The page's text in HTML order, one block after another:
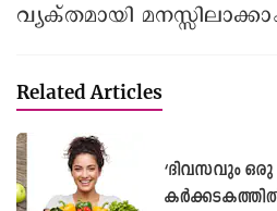
വ്യക്തമായി
Related Articles
‘ദിവസവും ഒരു
കർക്കടകത്തിൽ